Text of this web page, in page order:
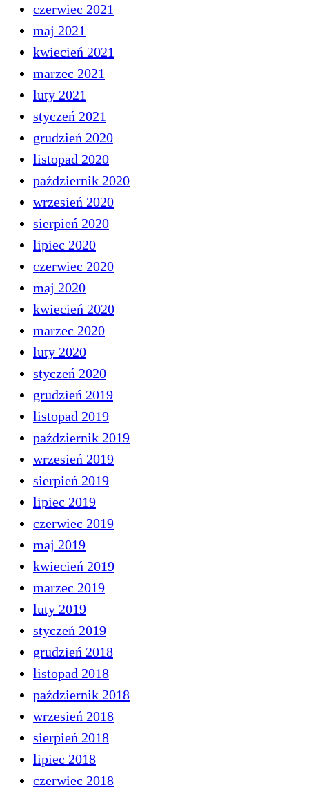
czerwiec 2021
maj 2021
kwiecień 2021
marzec 2021
luty 2021
styczeń 2021
grudzień 2020
listopad 2020
październik 2020
wrzesień 2020
sierpień 2020
lipiec 2020
czerwiec 2020
maj 2020
kwiecień 2020
marzec 2020
luty 2020
styczeń 2020
grudzień 2019
listopad 2019
październik 2019
wrzesień 2019
sierpień 2019
lipiec 2019
czerwiec 2019
maj 2019
kwiecień 2019
marzec 2019
luty 2019
styczeń 2019
grudzień 2018
listopad 2018
październik 2018
wrzesień 2018
sierpień 2018
lipiec 2018
czerwiec 2018